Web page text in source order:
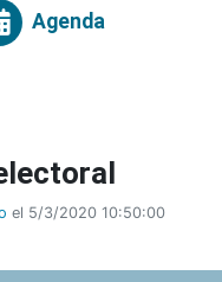
Agenda
el 5/3/2020 10:50:00